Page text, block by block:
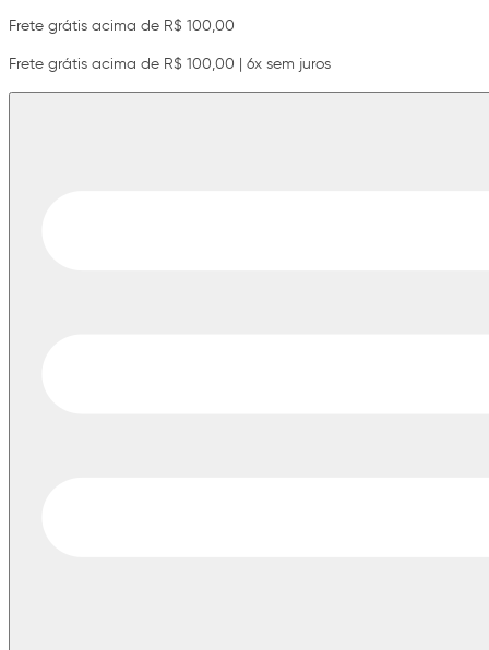
Frete grátis acima de R$ 100,00
Frete grátis acima de R$ 100,00 | 6x sem juros